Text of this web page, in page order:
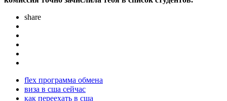
share
flex программа обмена
виза в сша сейчас
как переехать в сша